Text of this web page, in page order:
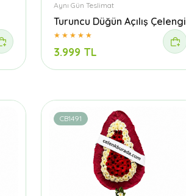
Aynı Gün Teslimat
Turuncu Düğün Açılış Çelengi
3.999 TL
CB1491